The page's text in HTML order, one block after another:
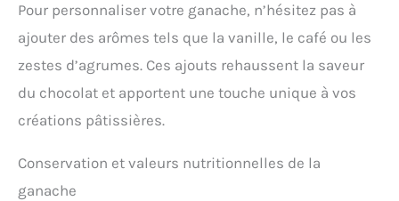
Pour personnaliser votre ganache, n’hésitez pas à
ajouter des arômes tels que la vanille, le café ou les
zestes d’agrumes. Ces ajouts rehaussent la saveur
du chocolat et apportent une touche unique à vos
créations pâtissières.
Conservation et valeurs nutritionnelles de la
ganache